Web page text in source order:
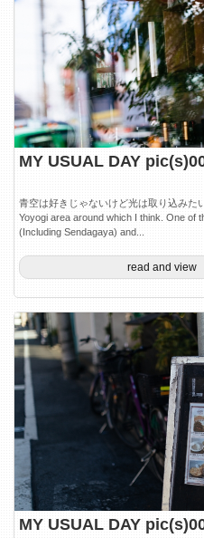
MY USUAL DAY
青空は好きじゃないけど光は取り込みた
Yoyogi area around which I think. One of
(Including Sendagaya) and...
read and view
MY USUAL DAY